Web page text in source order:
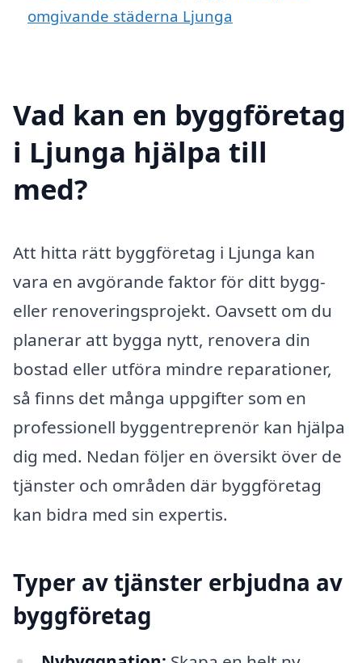
omgivande städerna Ljunga
Vad kan en byggföretag
i Ljunga hjälpa till
med?
Att hitta rätt byggföretag i Ljunga kan
vara en avgörande faktor för ditt bygg-
eller renoveringsprojekt. Oavsett om du
planerar att bygga nytt, renovera din
bostad eller utföra mindre reparationer,
så finns det många uppgifter som en
professionell byggentreprenör kan hjälpa
dig med. Nedan följer en översikt över de
tjänster och områden där byggföretag
kan bidra med sin expertis.
Typer av tjänster erbjudna av
byggföretag